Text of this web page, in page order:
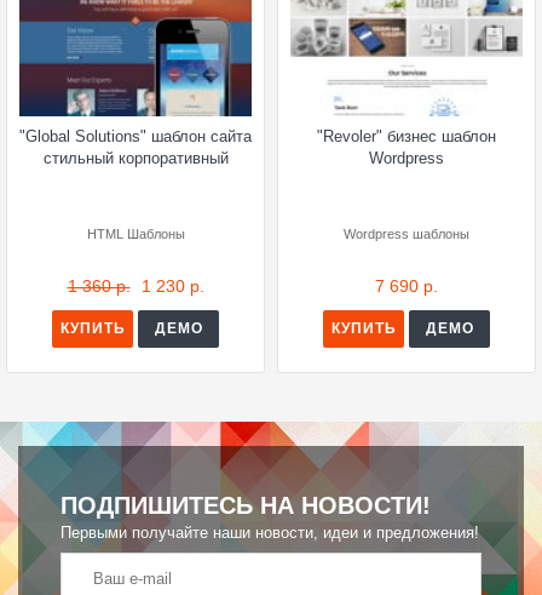
"Global Solutions" шаблон сайта
стильный корпоративный
HTML Шаблоны
1 360 р. 1 230 р.
КУПИТЬ ДЕМО
"Revoler" бизнес шаблон
Wordpress
Wordpress шаблоны
7 690 р.
КУПИТЬ ДЕМО
ПОДПИШИТЕСЬ НА НОВОСТИ!
Первыми получайте наши новости, идеи и предложения!